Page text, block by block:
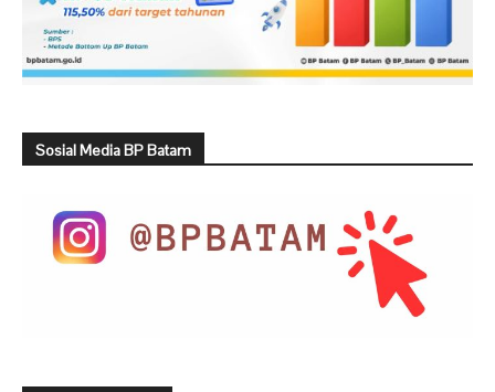
Sosial Media BP Batam